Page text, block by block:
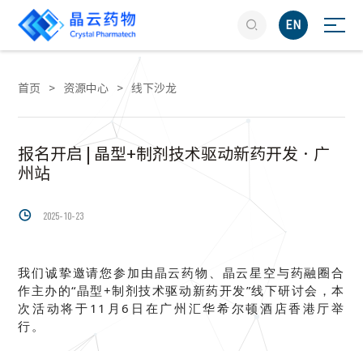
 EN
首页 > 资源中心 > 线下沙龙
报名开启 | 晶型+制剂技术驱动新药开发 · 广
州站
 2025-10-23
我们诚挚邀请您参加由晶云药物、晶云星空与药融圈合
作主办的“晶型+制剂技术驱动新药开发”线下研讨会，本
次活动将于11月6日在广州汇华希尔顿酒店香港厅举
行。